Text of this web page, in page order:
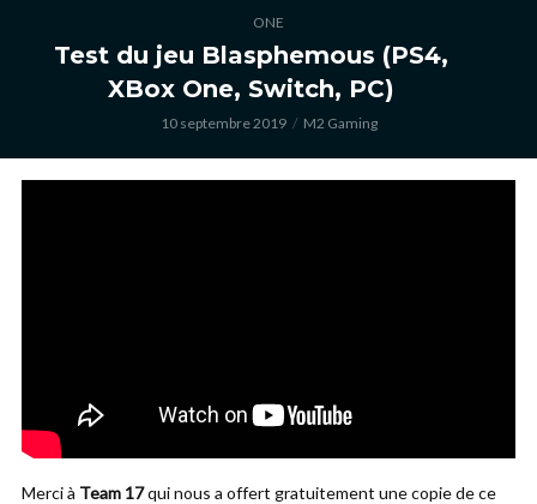
ONE
Test du jeu Blasphemous (PS4,
XBox One, Switch, PC)
10 septembre 2019 M2 Gaming
Merci à Team 17qui nous a offert gratuitement une copie de ce